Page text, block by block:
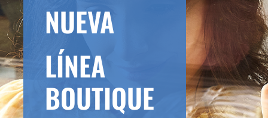
NUEVA
LÍNEA
BOUTIQUE